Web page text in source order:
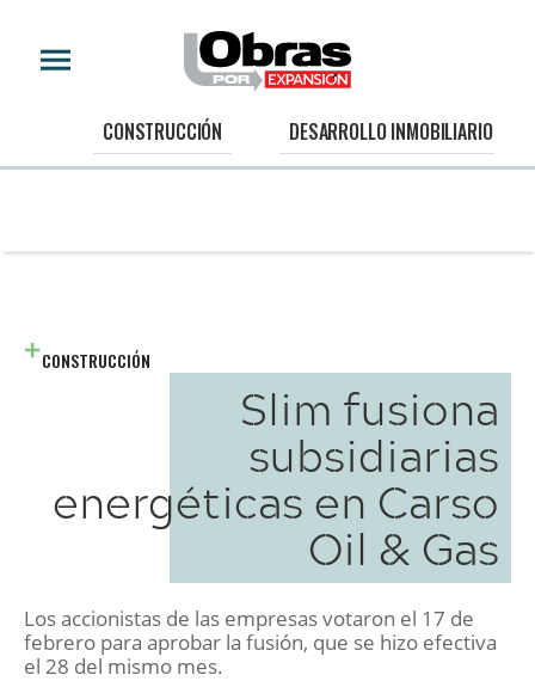
CONSTRUCCIÓN DESARROLLO INMOBILIARIO
CONSTRUCCIÓN
Slim fusiona
subsidiarias
energéticas en Carso
Oil & Gas
Los accionistas de las empresas votaron el 17 de
febrero para aprobar la fusión, que se hizo efectiva
el 28 del mismo mes.